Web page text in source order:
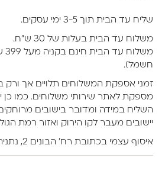
שליח עד הבית תוך 3-5 ימי עסקים.
משלוח עד הבית בעלות של 30 ש״ח.
חשמל).
זמני אספקת המשלוחים תלויים אך ורק
מספקת לאתר שירותי משלוחים. כמו כן
השליח במידה ומדובר בישובים
יישובים מעבר לקו הירוק ואזור רמת
איסוף עצמי בכתובת רח’ הבונים 2, נתניה.